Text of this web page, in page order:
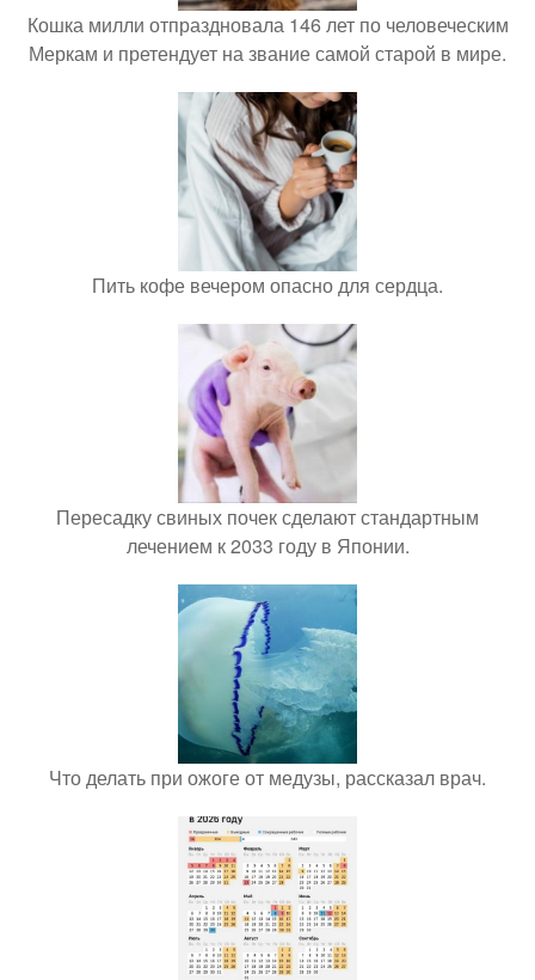
Кошка милли отпраздновала 146 лет по человеческим
Меркам и претендует на звание самой старой в мире.
Пить кофе вечером опасно для сердца.
Пересадку свиных почек сделают стандартным
лечением к 2033 году в Японии.
Что делать при ожоге от медузы, рассказал врач.